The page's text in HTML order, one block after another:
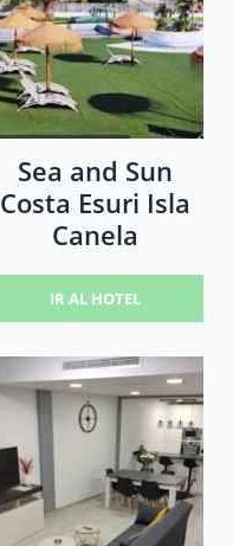
Sea and Sun
Costa Esuri Isla
Canela
IR AL HOTEL